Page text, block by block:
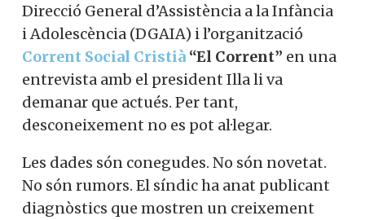
Direcció General d’Assistència a la Infància
i Adolescència (DGAIA) i l’organització
Corrent Social Cristià “El Corrent” en una
entrevista amb el president Illa li va
demanar que actués. Per tant,
desconeixement no es pot al·legar.
Les dades són conegudes. No són novetat.
No són rumors. El síndic ha anat publicant
diagnòstics que mostren un creixement